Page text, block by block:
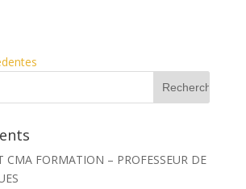
CMA FORMATION – PROFESSEUR DE